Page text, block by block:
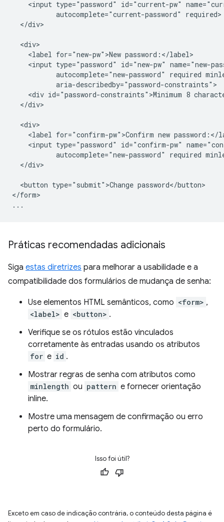
<input type="password" id="current-pw"
           autocomplete="current-password" required>
  </div>
  <div>
    <label for="new-pw">New password:</label>
<input type="password" id="new-pw" name="new-
autocomplete="new-password" required
           aria-describedby="password-constraints">
<div id="password-constraints">Minimum 8
  </div>
  <div>
<label for="confirm-pw">Confirm new password:</
<input type="password" id="confirm-pw"
autocomplete="new-password" required
  </div>
  <button type="submit">Change password</button>
</form>
Práticas recomendadas adicionais
Siga estas diretrizes para melhorar a usabilidade e a
compatibilidade dos formulários de mudança de senha:
Use elementos HTML semânticos, como <form> ,
<label> e <button> .
Verifique se os rótulos estão vinculados
corretamente às entradas usando os atributos
for e id .
Mostrar regras de senha com atributos como
minlength ou pattern e fornecer orientação
inline.
Mostre uma mensagem de confirmação ou erro
perto do formulário.
Isso foi útil?
Exceto em caso de indicação contrária, o conteúdo desta página é